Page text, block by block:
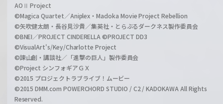
AOⅡ Project
©Magica Quartet／Aniplex・Madoka Movie Project Rebellion
©矢吹健太朗・長谷見沙貴／集英社・とらぶるダークネス製作委員会
©BNEI／PROJECT CINDERELLA ©PROJECT DD3
©VisualArt's/Key/Charlotte Project
©諫山創・講談社／「進撃の巨人」製作委員会
©Project シンフォギアＧＸ
©2015 プロジェクトラブライブ！ムービー
©2015 DMM.com POWERCHORD STUDIO / C2 / KADOKAWA All Rights
Reserved.